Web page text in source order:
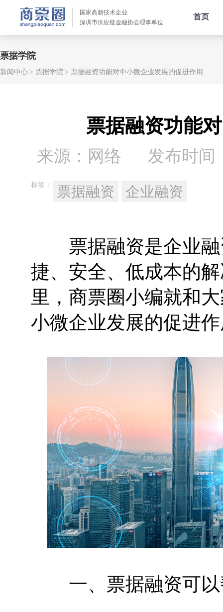
国家高新技术企业
深圳市供应链金融协会理事单位
首页
票据学院
新闻中心 票据学院 票据融资功能对中小微企业发展的促进作用
票据融资功能
来源：网络 发布时间
标签： 票据融资 企业融资
票据融资是企业融
捷、安全、低成本的
里，商票圈小编就和
小微企业发展的促进
一、票据融资可以